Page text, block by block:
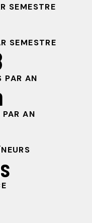
SEMESTRE
SEMESTRE
PAR AN
PAR AN